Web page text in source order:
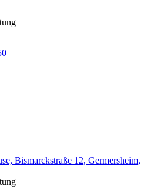
Bismarckstraße 12, Germersheim,